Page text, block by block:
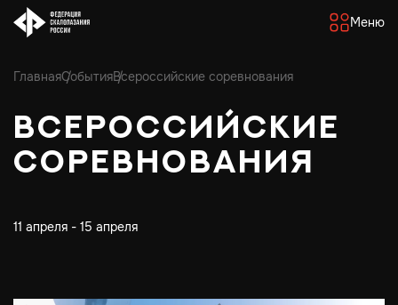
Меню
ГлавнаяСобытияВсероссийские соревнования
Всероссийские
соревнования
11 апреля - 15 апреля